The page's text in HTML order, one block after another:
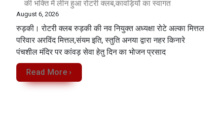
की भक्ति में लीन हुआ रोटरी क्लब,कावड़ियों का स्वागत
August 6, 2026
रुड़की। रोटरी क्लब रुड़की की नव नियुक्त अध्यक्षा रोटे अल्का मित्तल
परिवार अरविंद मित्तल,संयम इति, स्तुति अनया द्वारा नहर किनारे
पंचशील मंदिर पर कांवड़ सेवा‌ हेतु दिन का भोजन प्रसाद
Read More ›